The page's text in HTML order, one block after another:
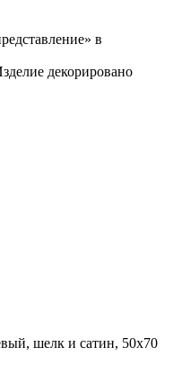
в
декорировано
шелк и сатин, 50х70